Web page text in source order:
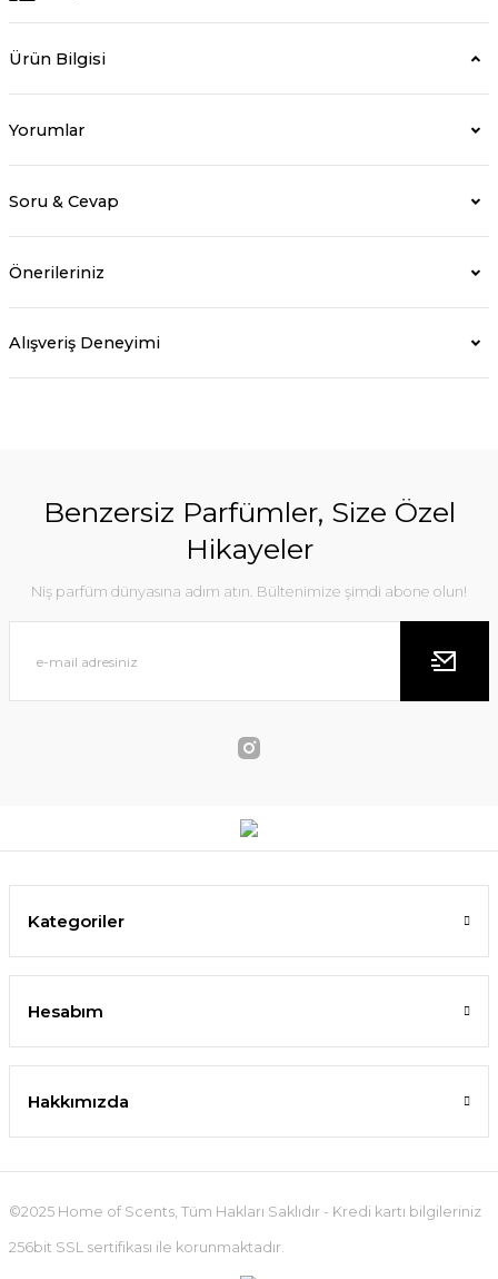
Ürün Bilgisi
Yorumlar
Soru & Cevap
Önerileriniz
Alışveriş Deneyimi
Benzersiz Parfümler, Size Özel
Hikayeler
Niş parfüm dünyasına adım atın. Bültenimize şimdi abone olun!
Kategoriler
Hesabım
Hakkımızda
©2025 Home of Scents, Tüm Hakları Saklıdır - Kredi kartı bilgileriniz
256bit SSL sertifikası ile korunmaktadır.